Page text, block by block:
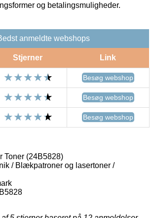
og betalingsmuligheder.
anmeldte webshops
Stjerner Link
Besøg webshop
Besøg webshop
Besøg webshop
Toner (24B5828)
/ Blækpatroner og lasertoner /